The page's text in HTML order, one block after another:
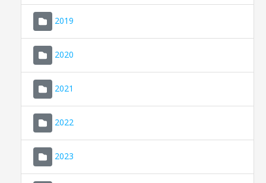
2019
2020
2021
2022
2023